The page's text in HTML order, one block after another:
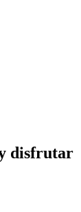
disfrutar